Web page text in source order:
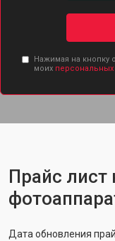
Нажимая на кнопку
моих
Прайс лист
Дата обновления